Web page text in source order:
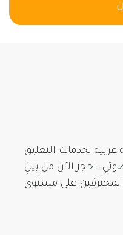
لخدمات التعليق
احجز الآن من بينِ
على مستوى